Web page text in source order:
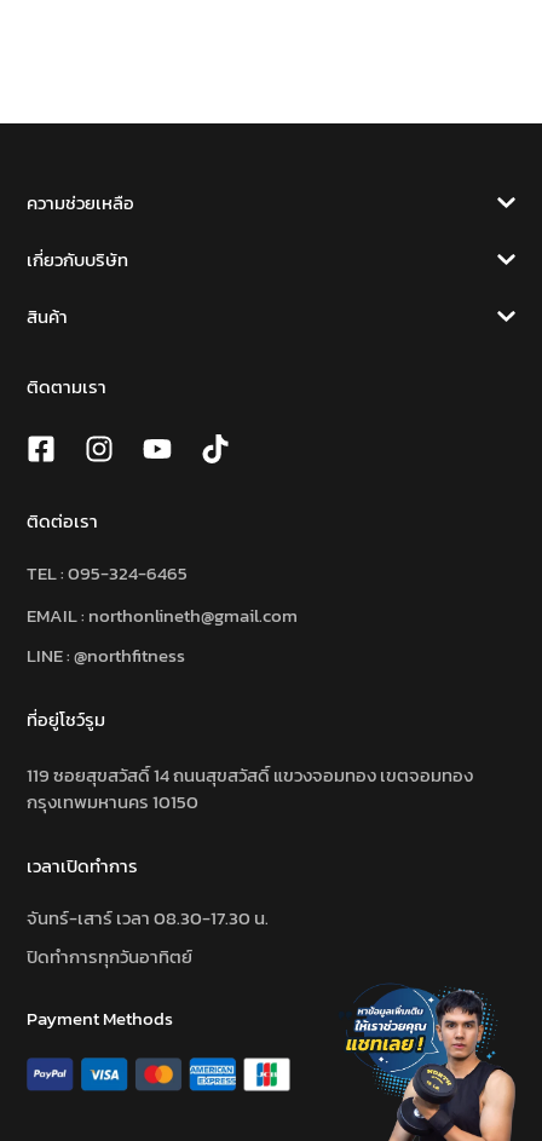
ความช่วยเหลือ
เกี่ยวกับบริษัท
สินค้า
ติดตามเรา
ติดต่อเรา
TEL :095-324-6465
EMAIL : northonlineth@gmail.com
LINE : @northfitness
ที่อยู่โชว์รูม
119 ซอยสุขสวัสดิ์ 14 ถนนสุขสวัสดิ์ แขวงจอมทอง เขตจอมทอง
กรุงเทพมหานคร 10150
เวลาเปิดทำการ
จันทร์-เสาร์ เวลา 08.30-17.30 น.
ปิดทำการทุกวันอาทิตย์
Payment Methods